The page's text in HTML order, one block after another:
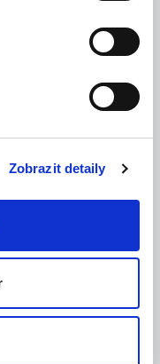
Zobrazit detaily